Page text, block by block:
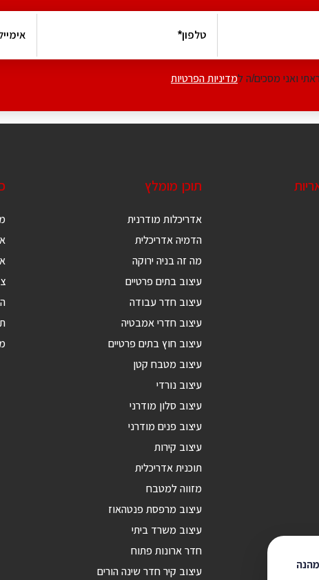
ואני מסכים/ה למדיניות הפרטיות
תוכן מומלץ
אדריכלות מודרנית
הדמיה אדריכלית
מה זה בניה ירוקה
עיצוב בתים פרטיים
עיצוב חדר עבודה
עיצוב חדרי אמבטיה
עיצוב חוץ בתים פרטיים
עיצוב מטבח קטן
עיצוב נורדי
עיצוב סלון מודרני
עיצוב פנים מודרני
עיצוב קירות
תוכנית אדריכלית
מזווה למטבח
עיצוב מרפסת פנטהאוז
עיצוב משרד ביתי
חדר ארונות פתוח
עיצוב קיר חדר שינה הורים